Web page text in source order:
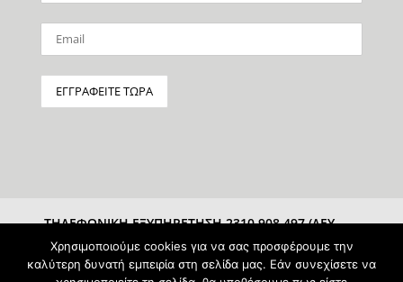
ΤΗΛΕΦΩΝΙΚΗ ΕΞΥΠΗΡΕΤΗΣΗ 2310 908 497 (ΔΕΥ-
ΣΑΒ 10:00-15:00)
Χρησιμοποιούμε cookies για να σας προσφέρουμε την
καλύτερη δυνατή εμπειρία στη σελίδα μας. Εάν συνεχίσετε να